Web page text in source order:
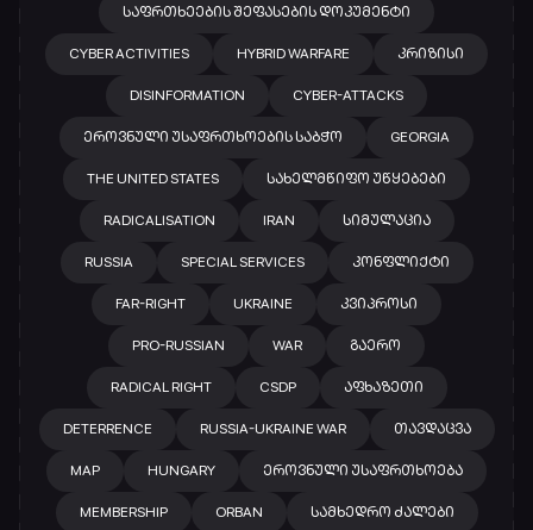
ᲡᲐᲤᲠᲗᲮᲔᲔᲑᲘᲡ ᲨᲔᲤᲐᲡᲔᲑᲘᲡ ᲓᲝᲙᲣᲛᲔᲜᲢᲘ
CYBER ACTIVITIES HYBRID WARFARE ᲙᲠᲘᲖᲘᲡᲘ
DISINFORMATION CYBER-ATTACKS
ᲔᲠᲝᲕᲜᲣᲚᲘ ᲣᲡᲐᲤᲠᲗᲮᲝᲔᲑᲘᲡ ᲡᲐᲑᲭᲝ GEORGIA
THE UNITED STATES ᲡᲐᲮᲔᲚᲛᲬᲘᲤᲝ ᲣᲬᲧᲔᲑᲔᲑᲘ
RADICALISATION IRAN ᲡᲘᲛᲣᲚᲐᲪᲘᲐ
RUSSIA SPECIAL SERVICES ᲙᲝᲜᲤᲚᲘᲥᲢᲘ
FAR-RIGHT UKRAINE ᲙᲕᲘᲞᲠᲝᲡᲘ
PRO-RUSSIAN WAR ᲒᲐᲔᲠᲝ
RADICAL RIGHT CSDP ᲐᲤᲮᲐᲖᲔᲗᲘ
DETERRENCE RUSSIA-UKRAINE WAR ᲗᲐᲕᲓᲐᲪᲕᲐ
MAP HUNGARY ᲔᲠᲝᲕᲜᲣᲚᲘ ᲣᲡᲐᲤᲠᲗᲮᲝᲔᲑᲐ
MEMBERSHIP ORBAN ᲡᲐᲛᲮᲔᲓᲠᲝ ᲫᲐᲚᲔᲑᲘ